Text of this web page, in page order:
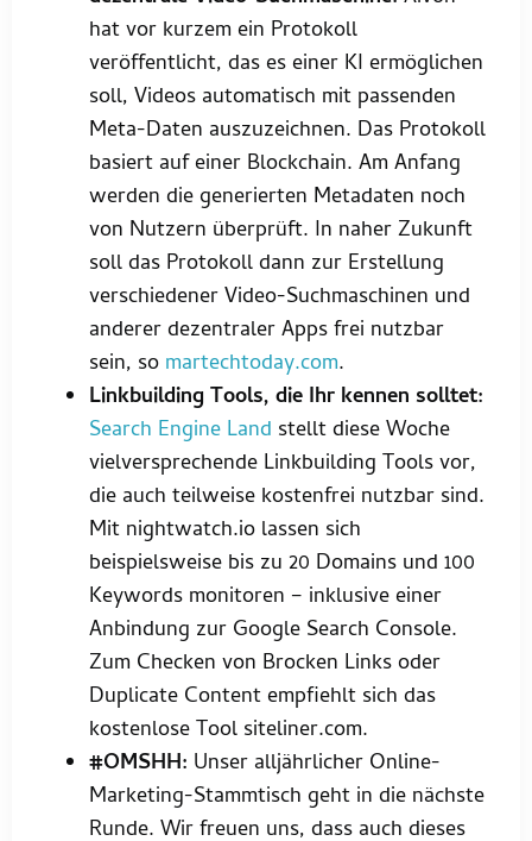
hat vor kurzem ein Protokoll
veröffentlicht, das es einer KI ermöglichen
soll, Videos automatisch mit passenden
Meta-Daten auszuzeichnen. Das Protokoll
basiert auf einer Blockchain. Am Anfang
werden die generierten Metadaten noch
von Nutzern überprüft. In naher Zukunft
soll das Protokoll dann zur Erstellung
verschiedener Video-Suchmaschinen und
anderer dezentraler Apps frei nutzbar
sein, so martechtoday.com.
Linkbuilding Tools, die Ihr kennen solltet:
Search Engine Land stellt diese Woche
vielversprechende Linkbuilding Tools vor,
die auch teilweise kostenfrei nutzbar sind.
Mit nightwatch.io lassen sich
beispielsweise bis zu 20 Domains und 100
Keywords monitoren – inklusive einer
Anbindung zur Google Search Console.
Zum Checken von Brocken Links oder
Duplicate Content empfiehlt sich das
kostenlose Tool siteliner.com.
#OMSHH: Unser alljährlicher Online-
Marketing-Stammtisch geht in die nächste
Runde. Wir freuen uns, dass auch dieses